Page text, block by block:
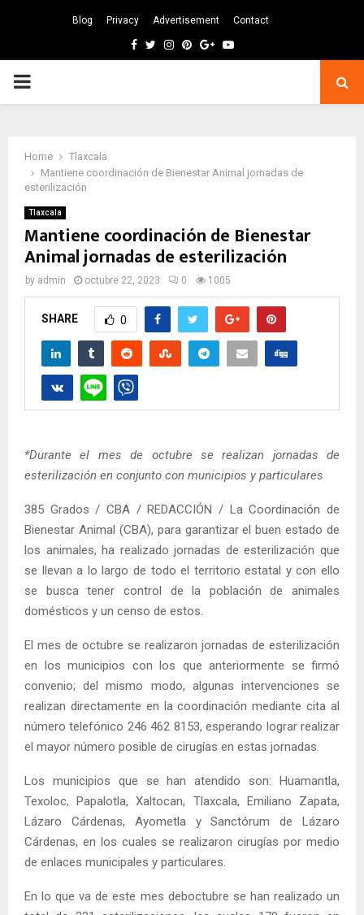
Blog Privacy Advertisement Contact
Facebook
TwitterInstagram
Pinterest
GoogleYoutube
PRIMARY
Home
Tlaxcala
Mantiene coordinación de Bienestar Animal jornadas de
esterilización
Tlaxcala
Mantiene coordinación de Bienestar
Animal jornadas de esterilización
by admin octubre 22, 2023 0 1005
SHARE 0
*Durante el mes de octubre se realizan jornadas de
esterilización en conjunto con municipios y particulares
385 Grados / CBA / REDACCIÓN / La Coordinación de
Bienestar Animal (CBA), para garantizar el buen estado de
los animales, ha realizado jornadas de esterilización que
se llevan a lo largo de todo el territorio estatal y con ello
se busca tener control de la población de animales
domésticos y un censo de estos.
El mes de octubre se realizaron jornadas de esterilización
en los municipios con los que anteriormente se firmó
convenio; del mismo modo, algunas intervenciones se
realizan directamente en la coordinación mediante cita al
número telefónico 246 462 8153, esperando lograr realizar
el mayor número posible de cirugías en estas jornadas.
Los municipios que se han atendido son: Huamantla,
Texoloc, Papalotla, Xaltocan, Tlaxcala, Emiliano Zapata,
Lázaro Cárdenas, Ayometla y Sanctórum de Lázaro
Cárdenas, en los cuales se realizaron cirugías por medio
de enlaces municipales y particulares.
En lo que va de este mes deboctubre se han realizado un